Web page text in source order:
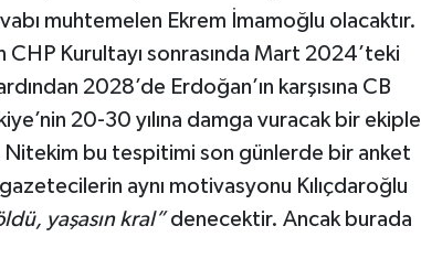
muhtemelen Ekrem İmamoğlu olacaktır.
CHP Kurultayı sonrasında Mart 2024’teki
2028’de Erdoğan’ın karşısına CB
20-30 yılına damga vuracak bir ekiple
bu tespitimi son günlerde bir anket
aynı motivasyonu Kılıçdaroğlu
yaşasın kral”denecektir. Ancak burada